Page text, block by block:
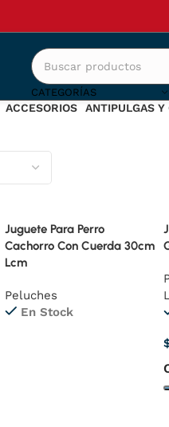
CATEGORÍAS
ACCESORIOS
ANTIPULGAS Y
Juguete Para Perro
Cachorro Con Cuerda 30cm
Lcm
Peluches
En Stock